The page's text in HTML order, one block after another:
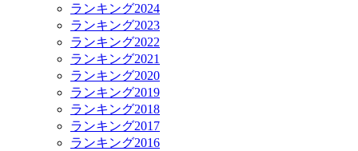
ランキング2024
ランキング2023
ランキング2022
ランキング2021
ランキング2020
ランキング2019
ランキング2018
ランキング2017
ランキング2016